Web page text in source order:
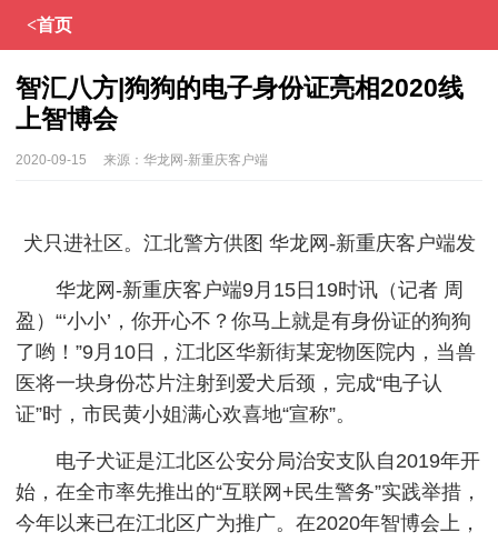
<首页
智汇八方|狗狗的电子身份证亮相2020线
上智博会
来源： 华龙网-新重庆客户端
2020-09-15
犬只进社区。江北警方供图 华龙网-新重庆客户端发
华龙网-新重庆客户端9月15日19时讯（记者 周
盈）“‘小小’，你开心不？你马上就是有身份证的狗狗
了哟！”9月10日，江北区华新街某宠物医院内，当兽
医将一块身份芯片注射到爱犬后颈，完成“电子认
证”时，市民黄小姐满心欢喜地“宣称”。
电子犬证是江北区公安分局治安支队自2019年开
始，在全市率先推出的“互联网+民生警务”实践举措，
今年以来已在江北区广为推广。在2020年智博会上，